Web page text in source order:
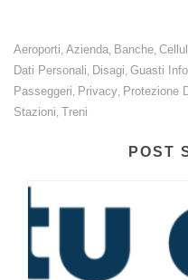
Aeroporti, Azienda, Banche,
Dati Personali, Disagi, Guasti
Passeggeri, Privacy, Protezione
Stazioni, Treni
POST